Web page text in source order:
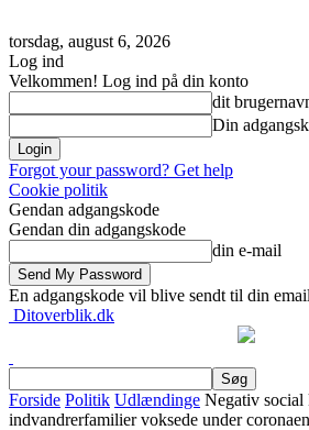
torsdag, august 6, 2026
Log ind
Velkommen! Log ind på din konto
dit
Din
Forgot your password? Get help
Cookie politik
Gendan adgangskode
Gendan din adgangskode
din e-mail
En adgangskode vil blive sendt til din
Ditoverblik.dk
Forside Politik Udlændinge Negativ social
indvandrerfamilier voksede under coronaen